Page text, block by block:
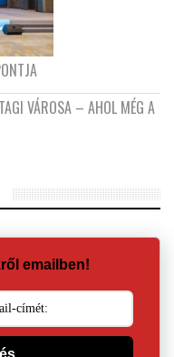
VÁROSA – AHOL MÉG A
emailben!